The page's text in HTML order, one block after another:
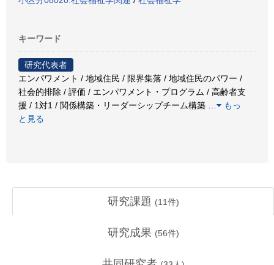
キーワード
研究代表者
エンパワメント / 地域住民 / 限界集落 / 地域住民のパワー /
社会的排除 / 評価 / エンパワメント・プログラム / 高齢者支
援 / 1対1 / 関係構築・リーダーシップチーム構築
もっ
と見る
研究課題 (11件)
研究成果 (56件)